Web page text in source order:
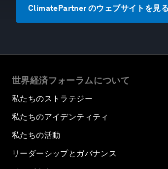
ClimatePartner のウェブサイトを見る
世界経済フォーラムについて
私たちのストラテジー
私たちのアイデンティティ
私たちの活動
リーダーシップとガバナンス